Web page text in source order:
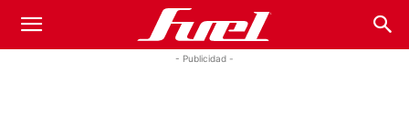
Fuel
- Publicidad -